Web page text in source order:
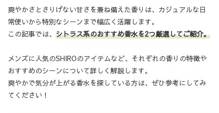
爽やかさとさりげない甘さを兼ね備えた香りは、カジュアルな日
常使いから特別なシーンまで幅広く活躍します。
この記事では、 シトラス系のおすすめ香水を2つ厳選してご紹介。
メンズに人気のSHIROのアイテムなど、それぞれの香りの特徴や
おすすめのシーンについて詳しく解説します。
爽やかで気分が上がる香水を探している方は、ぜひ参考にしてみ
てください！